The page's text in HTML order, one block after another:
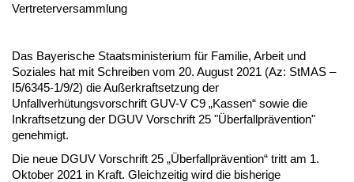
Vertreterversammlung
Das Bayerische Staatsministerium für Familie, Arbeit und
Soziales hat mit Schreiben vom 20. August 2021 (Az: StMAS –
I5/6345-1/9/2) die Außerkraftsetzung der
Unfallverhütungsvorschrift GUV-V C9 „Kassen“ sowie die
Inkraftsetzung der DGUV Vorschrift 25 "Überfallprävention"
genehmigt.
Die neue DGUV Vorschrift 25 „Überfallprävention“ tritt am 1.
Oktober 2021 in Kraft. Gleichzeitig wird die bisherige